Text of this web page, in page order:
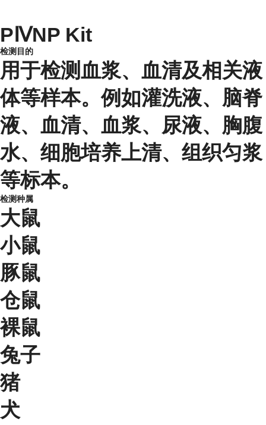
PⅣNP Kit
检测目的
用于检测血浆、血清及相关液
体等样本。例如灌洗液、脑脊
液、血清、血浆、尿液、胸腹
水、细胞培养上清、组织匀浆
等标本。
检测种属
大鼠
小鼠
豚鼠
仓鼠
裸鼠
兔子
猪
犬